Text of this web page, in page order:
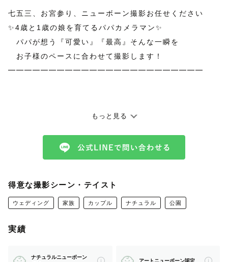
七五三、お宮参り、ニューボーン撮影お任せください
✨4歳と1歳の娘を育てるパパカメラマン✨
パパが想う『可愛い』『最高』そんな一瞬を
お子様のペースに合わせて撮影します！
━━━━━━━━━━━━━━━━━━━━━━━━
☀️🙏ゲスト様からの声🙏☀️
💬物腰が柔らかくて話してて安心感を持てました！
💬またかわちゃんと遊びたい！と子供が言ってました！ぜ
ひまたお願いします！
い！
もっと見る
得意な撮影シーン・テイスト
ウェディング 家族 カップル ナチュラル 公園
実績
ナチュラルニューボーン